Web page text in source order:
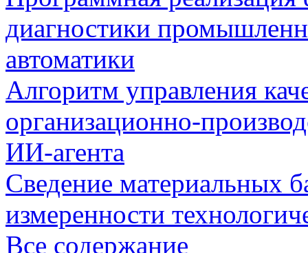
диагностики
автоматики
Алгоритм управления
организационно-
ИИ-агента
Сведение материальных
измеренности
Все содержание